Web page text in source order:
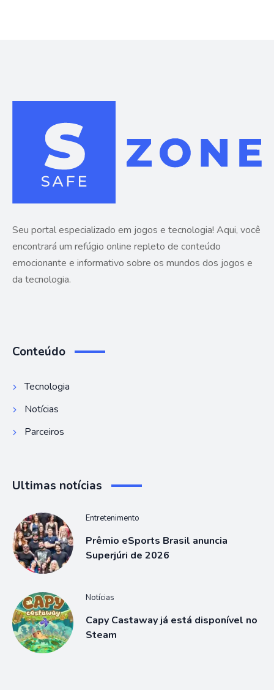
Seu portal especializado em jogos e tecnologia! Aqui, você
encontrará um refúgio online repleto de conteúdo
emocionante e informativo sobre os mundos dos jogos e
da tecnologia.
Conteúdo
Tecnologia
Notícias
Parceiros
Ultimas notícias
Entretenimento
Prêmio eSports Brasil anuncia
Superjúri de 2026
Notícias
Capy Castaway já está disponível no
Steam